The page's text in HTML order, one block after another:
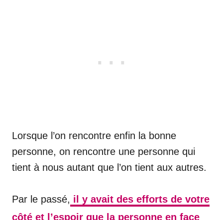
Lorsque l’on rencontre enfin la bonne
personne, on rencontre une personne qui
tient à nous autant que l’on tient aux autres.
Par le passé, il y avait des efforts de votre
côté et l’espoir que la personne en face